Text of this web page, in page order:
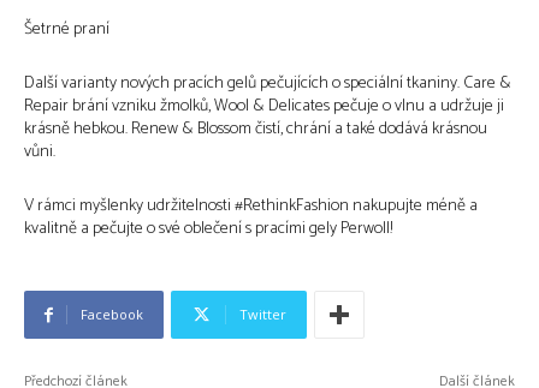
Šetrné praní
Další varianty nových pracích gelů pečujících o speciální tkaniny. Care &
Repair brání vzniku žmolků, Wool & Delicates pečuje o vlnu a udržuje ji
krásně hebkou. Renew & Blossom čistí, chrání a také dodává krásnou
vůni.
V rámci myšlenky udržitelnosti #RethinkFashion nakupujte méně a
kvalitně a pečujte o své oblečení s pracími gely Perwoll!
Facebook Twitter
Předchozí článek Další článek